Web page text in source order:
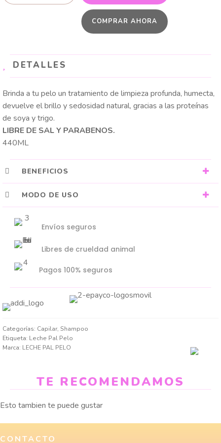
COMPRAR AHORA
DETALLES
Brinda a tu pelo un tratamiento de limpieza profunda, humecta,
devuelve el brillo y sedosidad natural, gracias a las proteínas
de soya y trigo.
LIBRE DE SAL Y PARABENOS.
440ML
BENEFICIOS
MODO DE USO
Envíos seguros
Libres de crueldad animal
Pagos 100% seguros
Categorías: Capilar, Shampoo
Etiqueta: Leche Pal Pelo
Marca: LECHE PAL PELO
TE RECOMENDAMOS
Esto tambien te puede gustar
CONTACTO